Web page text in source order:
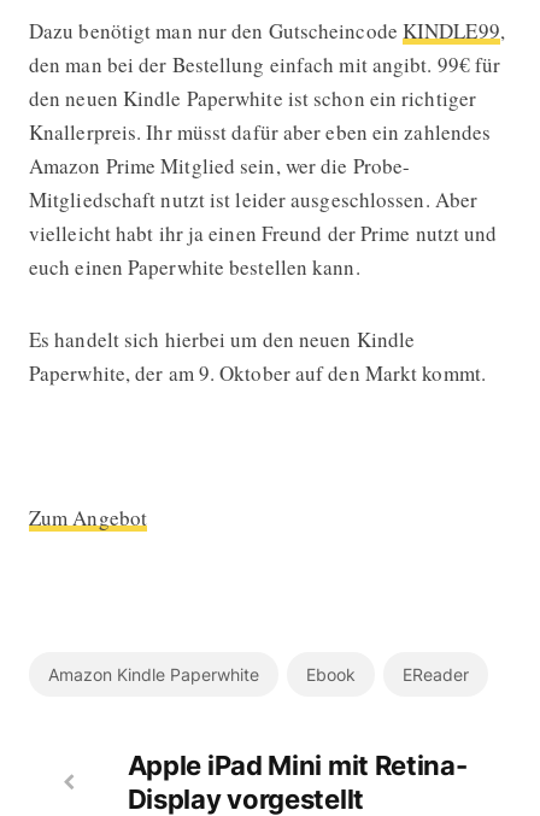
Dazu benötigt man nur den Gutscheincode KINDLE99,
den man bei der Bestellung einfach mit angibt. 99€ für
den neuen Kindle Paperwhite ist schon ein richtiger
Knallerpreis. Ihr müsst dafür aber eben ein zahlendes
Amazon Prime Mitglied sein, wer die Probe-
Mitgliedschaft nutzt ist leider ausgeschlossen. Aber
vielleicht habt ihr ja einen Freund der Prime nutzt und
euch einen Paperwhite bestellen kann.
Es handelt sich hierbei um den neuen Kindle
Paperwhite, der am 9. Oktober auf den Markt kommt.
Zum Angebot
Amazon Kindle Paperwhite Ebook EReader
Apple iPad Mini mit Retina-
Display vorgestellt